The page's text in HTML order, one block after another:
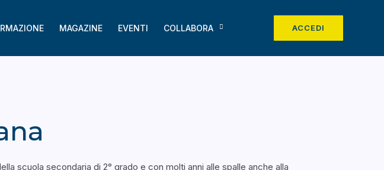
MAGAZINE EVENTI COLLABORA ACCEDI
scuola secondaria di 2° grado e con molti anni alle spalle anche alla